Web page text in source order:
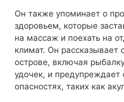
Он также упоминает о
здоровьем, которые
на массаж и поехать на
климат. Он рассказывает
острове, включая
удочек, и
опасностях, таких как